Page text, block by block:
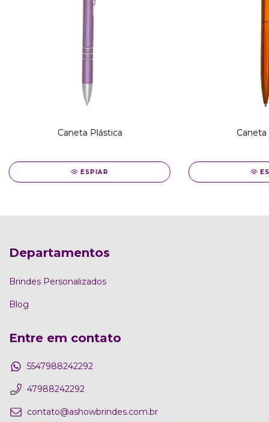
Caneta Plástica
ESPIAR
Departamentos
Brindes Personalizados
Blog
Entre em contato
5547988242292
47988242292
contato@ashowbrindes.com.br